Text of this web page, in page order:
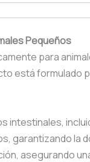
Pequeños
para
está formulado
intestinales,
garantizando la
asegurando